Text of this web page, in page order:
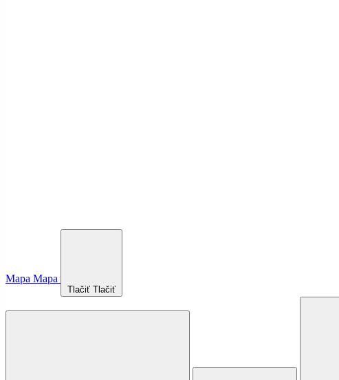
Mapa Mapa
Tlačiť Tlačiť